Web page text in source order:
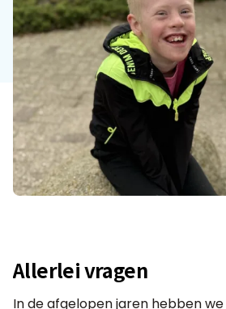
Allerlei vragen
In de afgelopen jaren hebben